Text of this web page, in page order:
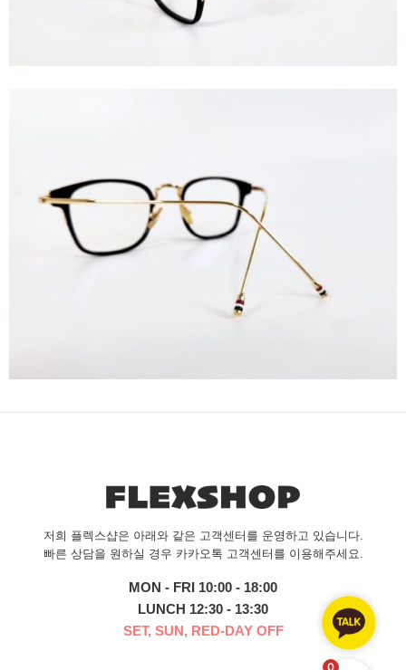
저희 플렉스샵은 아래와 같은 고객센터를 운영하고 있습니다.
빠른 상담을 원하실 경우 카카오톡 고객센터를 이용해주세요.
MON - FRI 10:00 - 18:00
LUNCH 12:30 - 13:30
SET, SUN, RED-DAY OFF
0